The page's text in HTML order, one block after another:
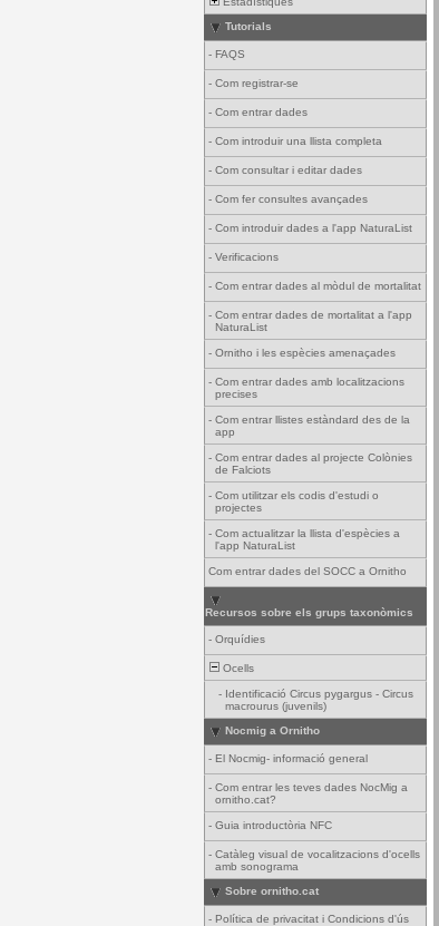
Tutorials
- FAQS
- Com registrar-se
- Com entrar dades
- Com introduir una llista completa
- Com consultar i editar dades
- Com fer consultes avançades
- Com introduir dades a l'app NaturaList
- Verificacions
- Com entrar dades al mòdul de mortalitat
- Com entrar dades de mortalitat a l'app
NaturaList
- Ornitho i les espècies amenaçades
- Com entrar dades amb localitzacions
precises
- Com entrar llistes estàndard des de la
app
- Com entrar dades al projecte Colònies
de Falciots
- Com utilitzar els codis d'estudi o
projectes
- Com actualitzar la llista d'espècies a
l'app NaturaList
Com entrar dades del SOCC a Ornitho
Recursos sobre els grups taxonòmics
- Orquídies
Ocells
- Identificació Circus pygargus - Circus
macrourus (juvenils)
Nocmig a Ornitho
- El Nocmig- informació general
- Com entrar les teves dades NocMig a
ornitho.cat?
- Guia introductòria NFC
- Catàleg visual de vocalitzacions d'ocells
amb sonograma
Sobre ornitho.cat
- Política de privacitat i Condicions d'ús